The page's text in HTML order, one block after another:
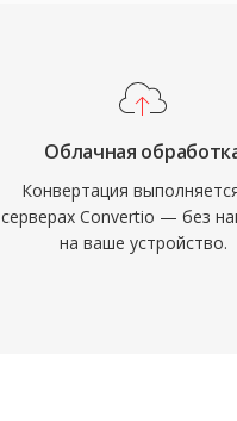
Облачная
Конвертация
серверах Convertio — без
на ваше устройство.